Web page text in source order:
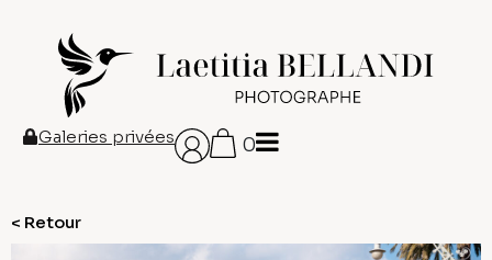
Galeries privées 0
< Retour